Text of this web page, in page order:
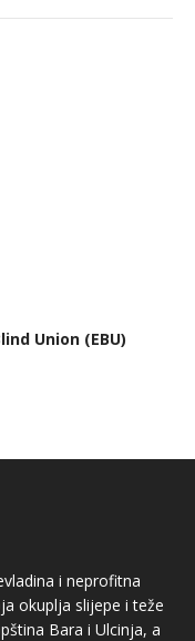
Union (EBU)
i neprofitna
okuplja slijepe i teže
Bara i Ulcinja, a